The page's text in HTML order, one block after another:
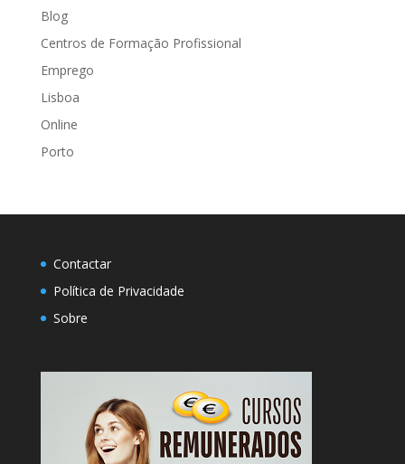
Blog
Centros de Formação Profissional
Emprego
Lisboa
Online
Porto
Contactar
Política de Privacidade
Sobre